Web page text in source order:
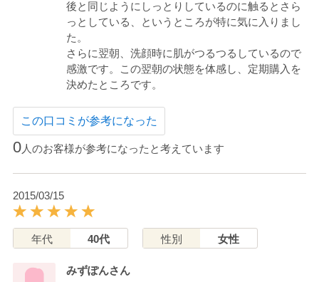
後と同じようにしっとりしているのに触るとさら
っとしている、というところが特に気に入りまし
た。
さらに翌朝、洗顔時に肌がつるつるしているので
感激です。この翌朝の状態を体感し、定期購入を
決めたところです。
この口コミが参考になった
0人のお客様が参考になったと考えています
2015/03/15
年代 40代 性別 女性
みずぽんさん